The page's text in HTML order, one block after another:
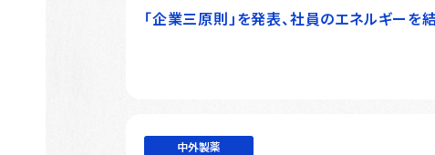
「企業三原則」を発表、社員のエネルギーを
中外製薬